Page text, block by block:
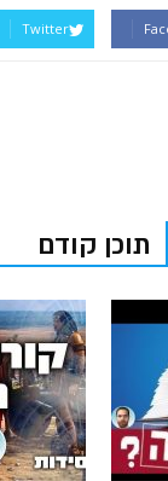
Twitter
תוכן קודם